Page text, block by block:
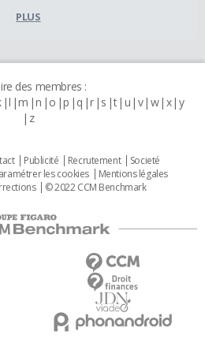
PLUS
des membres :
l m n o p q r s t u v w x y
z
Publicité Recrutement
Societé
les cookies
Mentions légales
© 2022 CCM Benchmark